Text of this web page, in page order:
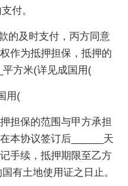
付。
的及时支付，丙方同意
作为抵押担保，抵押的
平方米(详见成国用(
用(
担保的范围与甲方承担
本协议签订后______天
手续，抵押期限至乙方
有土地使用证之日止。